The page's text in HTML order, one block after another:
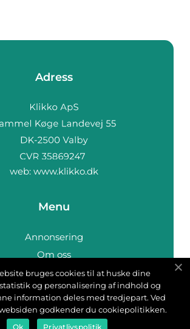
Adress
web: www.klikko.dk
Menu
Annonsering
Om oss
Cookies
Kontakta oss
Sitemap
bruges cookies til at huske dine
og personalisering af indhold og
information deles med tredjepart. Ved
godkender du cookiepolitikken.
Ok Privatlivspolitik